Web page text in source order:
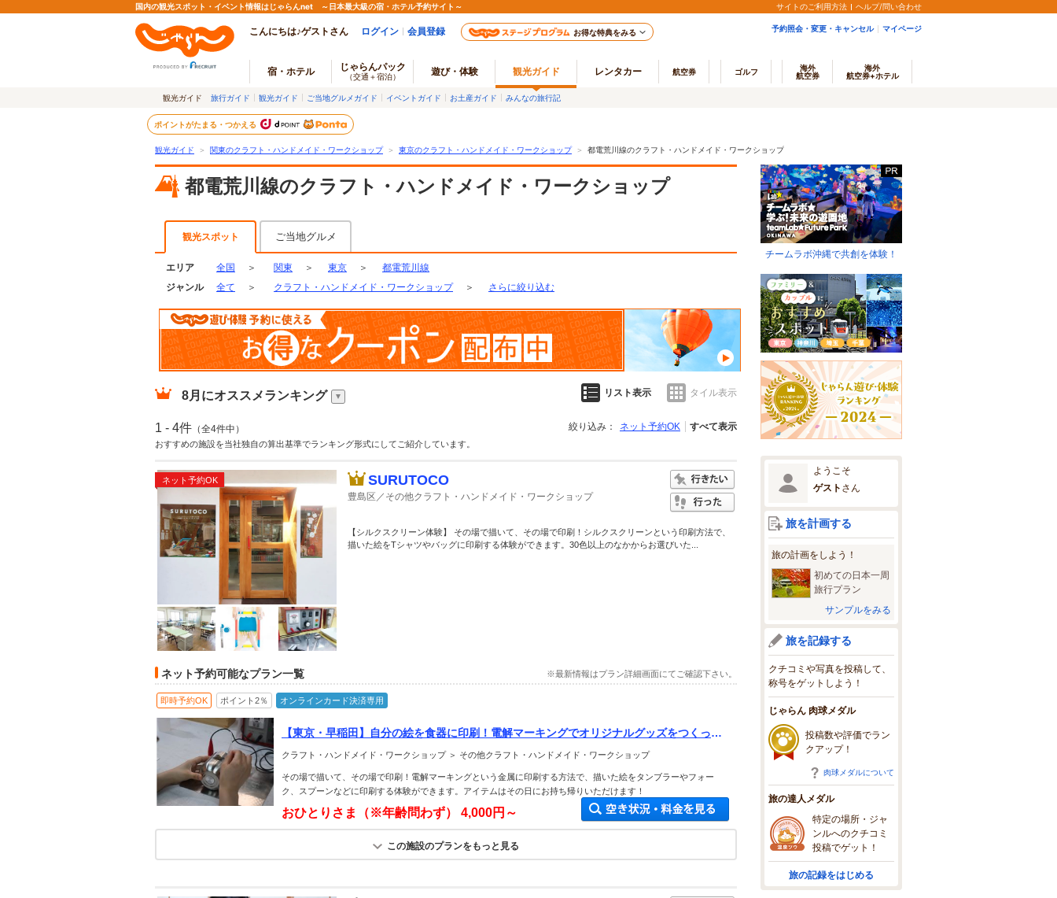
国内の観光スポット・イベント情報はじゃらんnet ～日本最大級の宿・ホテル予約サイト～ サイトのご利用方法 ヘルプ/問い合わせ
こんにちは♪ゲストさん ログイン 会員登録 お得な特典をみる 予約照会・変更・キャンセル マイページ
宿・ホテル じゃらんパック
（交通＋宿泊） 遊び・体験 観光ガイド レンタカー 航空券 ゴルフ
海外
航空券
海外
航空券+ホテル
観光ガイド 旅行ガイド 観光ガイド ご当地グルメガイド イベントガイド お土産ガイド みんなの旅行記
ポイントがたまる・つかえる
観光ガイド ＞ 関東のクラフト・ハンドメイド・ワークショップ ＞ 東京のクラフト・ハンドメイド・ワークショップ ＞ 都電荒川線のクラフト・ハンドメイド・ワークショップ
都電荒川線のクラフト・ハンドメイド・ワークショップ
観光スポット ご当地グルメ
エリア 全国 ＞ 関東 ＞ 東京 ＞
都電荒川線
ジャンル
全て ＞ クラフト・ハンドメイド・ワークショップ ＞ さらに絞り込む
8月 にオススメランキング リスト表示 タイル表示
1 - 4件 （全4件中） 絞り込み： ネット予約OK すべて表示
おすすめの施設を当社独自の算出基準でランキング形式にしてご紹介しています。
ネット予約OK SURUTOCO
豊島区／その他クラフト・ハンドメイド・ワークショップ
【シルクスクリーン体験】 その場で描いて、その場で印刷！シルクスクリーンという印刷方法で、
描いた絵をTシャツやバッグに印刷する体験ができます。30色以上のなかからお選びいた...
ネット予約可能なプラン一覧 ※最新情報はプラン詳細画面にてご確認下さい。
即時予約OK ポイント2％ オンラインカード決済専用
【東京・早稲田】自分の絵を食器に印刷！電解マーキングでオリジナルグッズをつくって
クラフト・ハンドメイド・ワークショップ ＞ その他クラフト・ハンドメイド・ワークショップ
その場で描いて、その場で印刷！電解マーキングという金属に印刷する方法で、描いた絵をタンブラーやフォー
ク、スプーンなどに印刷する体験ができます。アイテムはその日にお持ち帰りいただけます！
おひとりさま（※年齢問わず） 4,000円～
空き状況・料金を見る
この施設のプランをもっと見る
チームラボ沖縄で共創を体験！
ようこそ
ゲスト さん
旅を計画する
旅の計画をしよう！
初めての日本一周
旅行プラン
サンプルをみる
旅を記録する
クチコミや写真を投稿して、
称号をゲットしよう！
じゃらん 肉球メダル
投稿数や評価でラン
クアップ！
肉球メダルについて
旅の達人メダル
特定の場所・ジャ
ンルへのクチコミ
投稿でゲット！
旅の記録をはじめる